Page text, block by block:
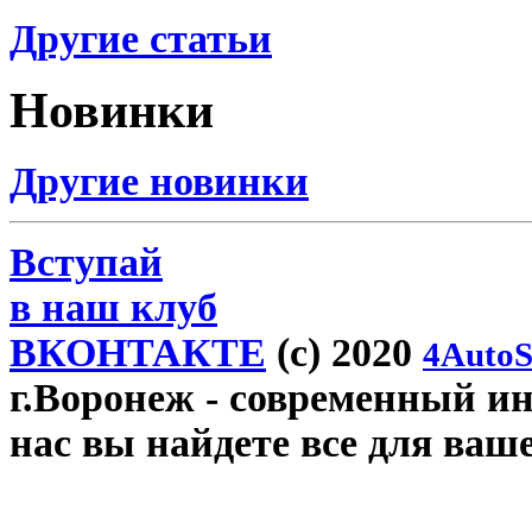
Другие статьи
Новинки
Другие новинки
Вступай
в наш клуб
ВКОНТАКТЕ (c) 2020
г.Воронеж - современный
нас вы найдете все для